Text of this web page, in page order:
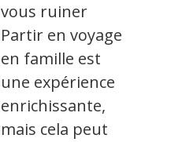
vous ruiner
Partir en voyage
en famille est
une expérience
enrichissante,
mais cela peut